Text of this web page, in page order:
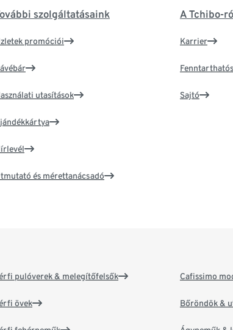
szolgáltatásaink
promóciói
utasítások
és mérettanácsadó
A Tchibo-
Karrier
Sajtó
pulóverek & melegítőfelsők
övek
Cafissimo
Bőröndök &